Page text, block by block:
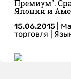
Премиум".
Японии и
15.06.2015
торговля